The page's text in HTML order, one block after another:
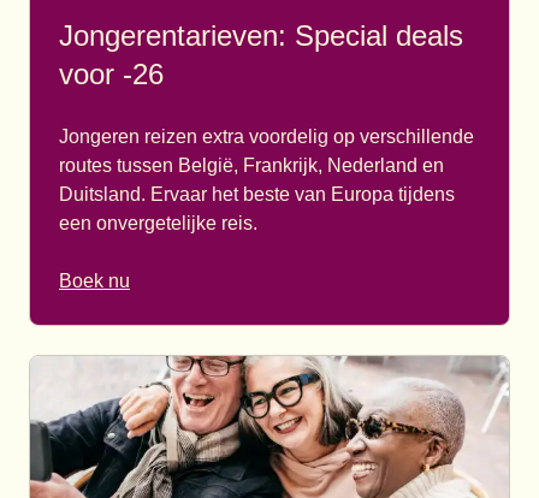
Jongerentarieven: Special deals
voor -26
Jongeren reizen extra voordelig op verschillende
routes tussen België, Frankrijk, Nederland en
Duitsland. Ervaar het beste van Europa tijdens
een onvergetelijke reis.
Boek nu